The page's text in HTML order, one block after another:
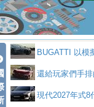
一探SITRAK “準” 消防
大益金龍初試啼
不是對手正宗年鑑2025
下旬問世！2024第六屆
首度前進南台灣熱烈開
豪華電能休旅
ck 55 e-tron S line
Scania Taiwan
升
MATIC Electric 登場
奢華與科技大
代CX-5全方位進化提前
萬起
馬自達公布
新，新增 Yakudo 特別
Skoda Peaq 發
統 最長續航逾 640 公
BMW M2 首度
美國與瑞士需求成關鍵
The all-new T-
BUGATTI 以模
n 動態開發還給玩家們手
布12Cilidri Manaule手
現代2027年式8